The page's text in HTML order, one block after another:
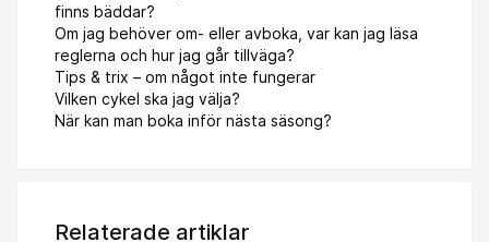
finns bäddar?
Om jag behöver om- eller avboka, var kan jag läsa
reglerna och hur jag går tillväga?
Tips & trix – om något inte fungerar
Vilken cykel ska jag välja?
När kan man boka inför nästa säsong?
Relaterade artiklar